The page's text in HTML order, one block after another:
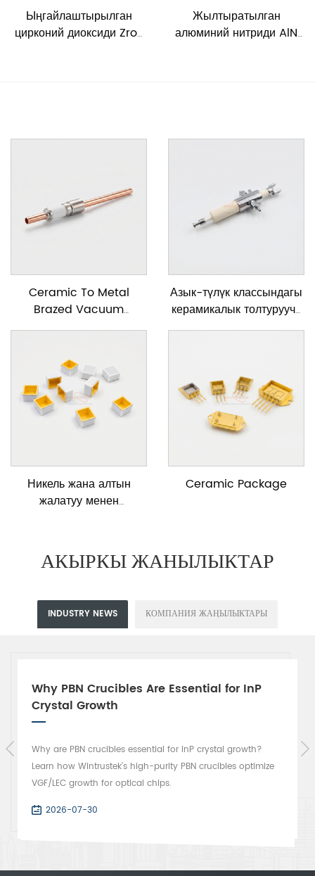
Ыңгайлаштырылган
цирконий диоксиди Zro2
Жылтыратылган
алюминий нитриди AlN
Ceramic To Metal
Brazed Vacuum
Feedtrough
Азык-түлүк классындагы
керамикалык толтуруучу
насос
Никель жана алтын
жалатуу менен
Ceramic Package
АКЫРКЫ ЖАНЫЛЫКТАР
INDUSTRY NEWS КОМПАНИЯ ЖАҢЫЛЫКТАРЫ
Why PBN Crucibles Are Essential for InP
Crystal Growth
Why are PBN crucibles essential for InP crystal growth?
Learn how Wintrustek’s high-purity PBN crucibles optimize
VGF/LEC growth for optical chips.
2026-07-30